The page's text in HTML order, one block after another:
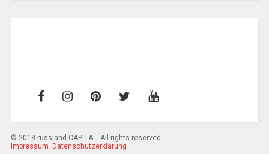
© 2018 russland.CAPITAL. All rights reserved.
Impressum Datenschutzerklärung